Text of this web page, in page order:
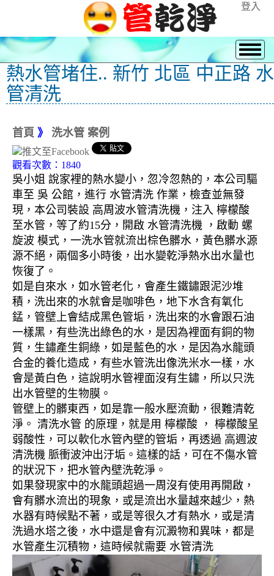
登入
熱水管堵住.. 新竹 北區 中正路 水
管清洗
首頁 》 洗水管 案例
觀看次數：1840
吳小姐 說家裡的熱水變小，忽冷忽熱的，本公司驅
車至 吳 公館，進行 水管清洗 作業，檢查並無發
現，本公司裝設 高周波水管清洗機，注入 檸檬酸
至水管，等了約15分，開啟 水管清洗機 ，啟動 螺
旋波 模式，一洗水管就流出棕色髒水，黃色髒水源
源不絕，兩個多小時後，出水變乾淨熱水出水量也
恢復了。
如是自來水，如水管老化，會產生鐵鏽跟泥沙堆
積，洗出來的水就會是咖啡色，地下水含有氧化
錳，管壁上會結成黑色管垢，洗出來的水會跟石油
一樣黑，有些洗出綠色的水，是因為裡面有銅的物
質，生鏽產生銅綠，如是藍色的水，是因為水龍頭
合金的養化造成，有些水管洗出像洗米水一樣，水
會是黃白色，這說明水管裡面沒有生鏽，所以只洗
出水管壁的生物膜。
管壁上的髒東西，如是靠一般水壓流動，很難清乾
淨。 清洗水管 的原理，就是用 檸檬酸 ， 檸檬酸呈
弱酸性，可以軟化水管內壁的管垢，再透過 高週波
清洗機 脈衝波沖出汙垢。這樣的話，可在不傷水管
的狀況下，把水管內壁洗乾淨。
如果發現家中的水龍頭超過一周沒有使用再開啟，
會有髒水流出的現象，或是流出水量越來越少，熱
水器有時候點不著，或是等很久才有熱水，或是清
洗過水塔之後，水中還是會有沉澱物和異味，都是
水管產生沉積物，這時候就需要 水管清洗